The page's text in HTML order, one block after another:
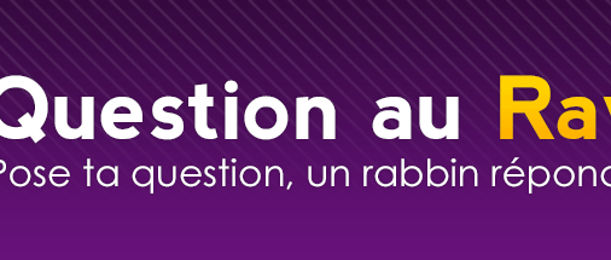
12 nouvelles musiques dans Torah-Box Music
30 personnes viennent de faire un don pour Sauvez la jambe de Yohan
Il reste 49 places pour étudier en groupe sur Zoom
3 personnes viennent de nous rejoindre sur WhatsApp
2 personnes viennent de nous rejoindre sur WhatsApp
2 nouvelles musiques dans Torah-Box Music